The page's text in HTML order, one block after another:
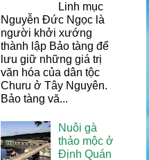
Linh mục
Nguyễn Đức Ngọc là
người khởi xướng
thành lập Bảo tàng để
lưu giữ những giá trị
văn hóa của dân tộc
Churu ở Tây Nguyên.
Bảo tàng vă...
Nuôi gà
thảo mộc ở
Định Quán